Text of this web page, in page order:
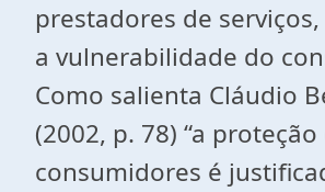
prestadores de
a vulnerabilidade do
Como salienta Cláudio
(2002, p. 78) “a proteção
consumidores é